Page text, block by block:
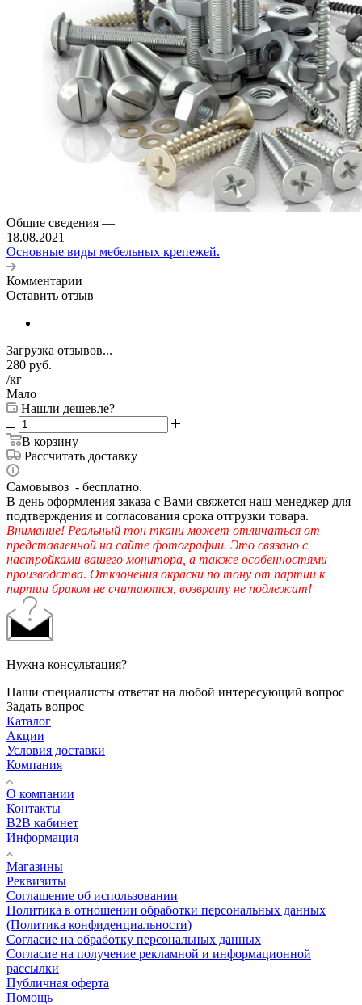
Общие сведения —
18.08.2021
Основные виды мебельных крепежей.
Комментарии
Оставить отзыв
Загрузка отзывов...
280 руб.
/кг
Мало
Нашли дешевле?
В корзину
Рассчитать доставку
Самовывоз - бесплатно.
В день оформления заказа с Вами свяжется наш менеджер для
подтверждения и согласования срока отгрузки товара.
Внимание! Реальный тон ткани может отличаться от
представленной на сайте фотографии. Это связано с
настройками вашего монитора, а также особенностями
производства. Отклонения окраски по тону от партии к
партии браком не считаются, возврату не подлежат!
Нужна консультация?
Наши специалисты ответят на любой интересующий вопрос
Задать вопрос
Каталог
Акции
Условия доставки
Компания
О компании
Контакты
B2B кабинет
Информация
Магазины
Реквизиты
Соглашение об использовании
Политика в отношении обработки персональных данных
(Политика конфиденциальности)
Согласие на обработку персональных данных
Согласие на получение рекламной и информационной
рассылки
Публичная оферта
Помощь